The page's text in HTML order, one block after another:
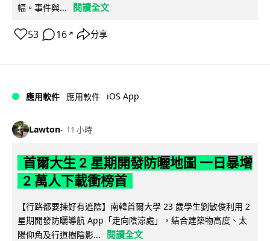
幅。事件與...
閱讀全文
53 16 ↗ 分享
應用軟件 應用軟件 iOS App
Lawton 11 小時
首爾大生 2 星期開發防曬地圖 一日暴增
2 萬人下載衝榜首
【行路都要揀好有遮陰】南韓首爾大學 23 歲學生劉敏俊利用 2
星期開發防曬導航 App「走向陰涼處」，結合建築物高度、太
陽仰角及行道樹陰影...
閱讀全文